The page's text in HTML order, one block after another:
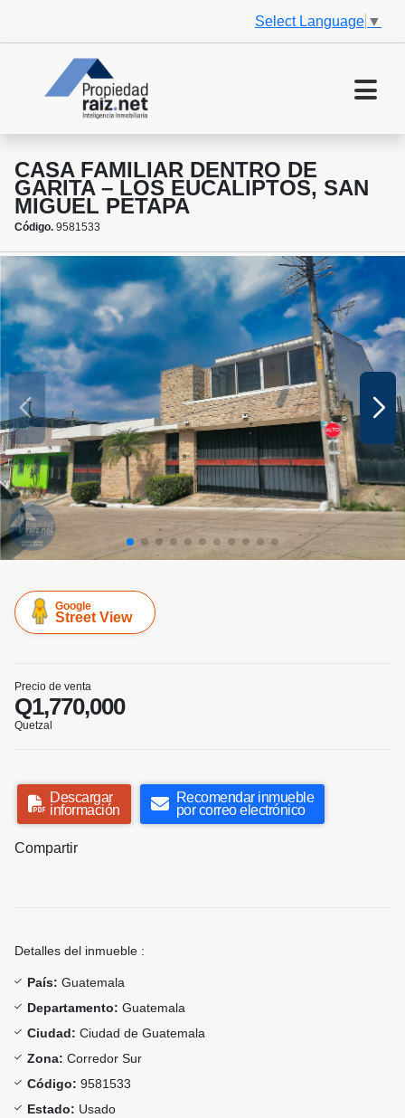
Select Language ▼
CASA FAMILIAR DENTRO DE
GARITA – LOS EUCALIPTOS, SAN
MIGUEL PETAPA
Código. 9581533
Google
Street View
Precio de venta
Q1,770,000
Quetzal
Descargar
información
Recomendar inmueble
por correo electrónico
Compartir
Detalles del inmueble :
País: Guatemala
Departamento: Guatemala
Ciudad: Ciudad de Guatemala
Zona: Corredor Sur
Código: 9581533
Estado: Usado